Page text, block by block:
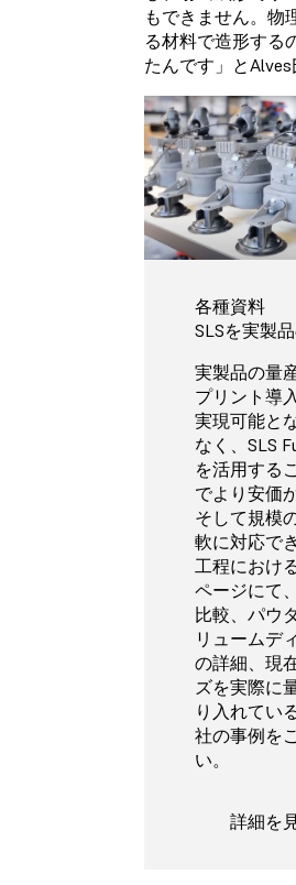
もできません。物
る材料で造形する
たんです」とAlves
各種資料
SLSを実製
実製品の量
プリント導
実現可能と
なく、SLS
を活用する
でより安価
そして規模
軟に対応で
工程におけ
ページにて
比較、パウ
リュームデ
の詳細、現
ズを実際に
り入れてい
社の事例を
い。
詳細を